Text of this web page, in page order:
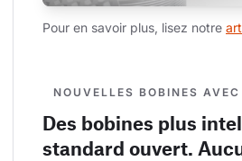
Pour en savoir plus, lisez notre
NOUVELLES BOBINES
Des bobines plus
standard ouvert.